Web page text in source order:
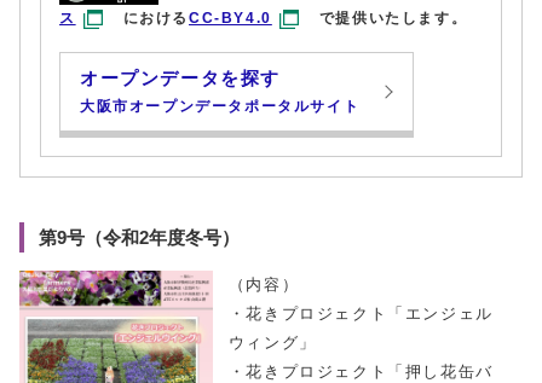
ス
におけるCC-BY4.0 で提供いたします。
オープンデータを探す
大阪市オープンデータポータルサイト
第9号（令和2年度冬号）
（内容）
・花きプロジェクト「エンジェル
ウィング」
・花きプロジェクト「押し花缶バ